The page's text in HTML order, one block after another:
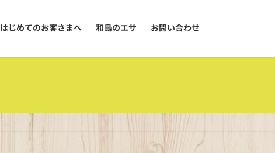
はじめてのお客さまへ 和鳥のエサ お問い合わせ